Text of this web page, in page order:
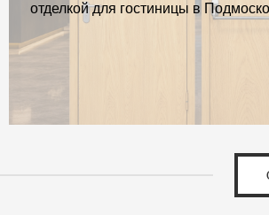
отделкой для гостиницы в